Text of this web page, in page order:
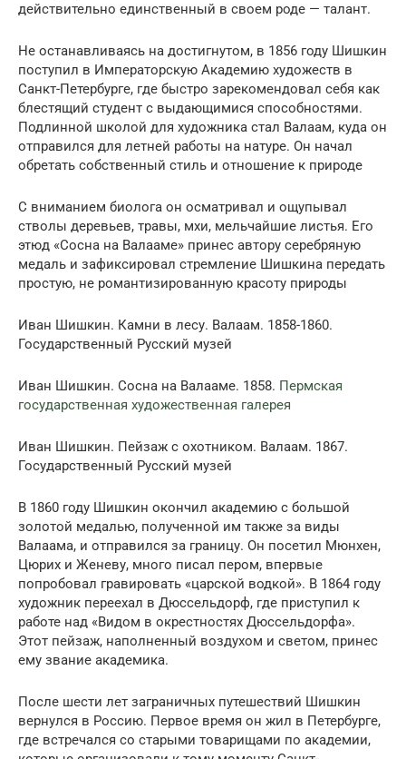
действительно единственный в своем роде — талант.
Не останавливаясь на достигнутом, в 1856 году Шишкин
поступил в Императорскую Академию художеств в
Санкт-Петербурге, где быстро зарекомендовал себя как
блестящий студент с выдающимися способностями.
Подлинной школой для художника стал Валаам, куда он
отправился для летней работы на натуре. Он начал
обретать собственный стиль и отношение к природе
С вниманием биолога он осматривал и ощупывал
стволы деревьев, травы, мхи, мельчайшие листья. Его
этюд «Сосна на Валааме» принес автору серебряную
медаль и зафиксировал стремление Шишкина передать
простую, не романтизированную красоту природы
Иван Шишкин. Камни в лесу. Валаам. 1858-1860.
Государственный Русский музей
Иван Шишкин. Сосна на Валааме. 1858. Пермская
государственная художественная галерея
Иван Шишкин. Пейзаж с охотником. Валаам. 1867.
Государственный Русский музей
В 1860 году Шишкин окончил академию с большой
золотой медалью, полученной им также за виды
Валаама, и отправился за границу. Он посетил Мюнхен,
Цюрих и Женеву, много писал пером, впервые
попробовал гравировать «царской водкой». В 1864 году
художник переехал в Дюссельдорф, где приступил к
работе над «Видом в окрестностях Дюссельдорфа».
Этот пейзаж, наполненный воздухом и светом, принес
ему звание академика.
После шести лет заграничных путешествий Шишкин
вернулся в Россию. Первое время он жил в Петербурге,
где встречался со старыми товарищами по академии,